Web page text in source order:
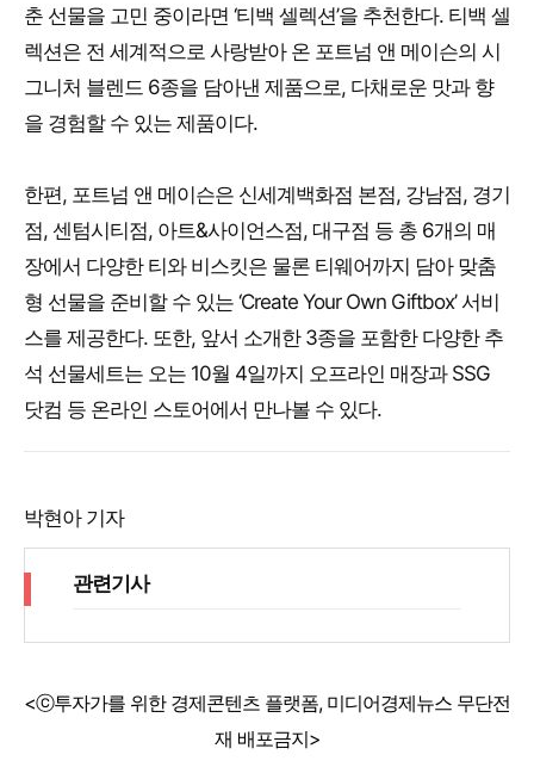
춘 선물을 고민 중이라면 ‘티백 셀렉션’을 추천한다. 티백 셀
렉션은 전 세계적으로 사랑받아 온 포트넘 앤 메이슨의 시
그니처 블렌드 6종을 담아낸 제품으로, 다채로운 맛과 향
을 경험할 수 있는 제품이다.
한편, 포트넘 앤 메이슨은 신세계백화점 본점, 강남점, 경기
점, 센텀시티점, 아트&사이언스점, 대구점 등 총 6개의 매
장에서 다양한 티와 비스킷은 물론 티웨어까지 담아 맞춤
형 선물을 준비할 수 있는 ‘Create Your Own Giftbox’ 서비
스를 제공한다. 또한, 앞서 소개한 3종을 포함한 다양한 추
석 선물세트는 오는 10월 4일까지 오프라인 매장과 SSG
닷컴 등 온라인 스토어에서 만나볼 수 있다.
박현아 기자
관련기사
<ⓒ투자가를 위한 경제콘텐츠 플랫폼, 미디어경제뉴스 무단전
재 배포금지>